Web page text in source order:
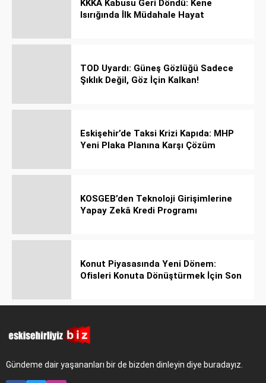
KKKA Kabusu Geri Döndü: Kene
Isırığında İlk Müdahale Hayat
TOD Uyardı: Güneş Gözlüğü Sadece
Şıklık Değil, Göz İçin Kalkan!
Eskişehir’de Taksi Krizi Kapıda: MHP
Yeni Plaka Planına Karşı Çözüm
KOSGEB’den Teknoloji Girişimlerine
Yapay Zekâ Kredi Programı
Konut Piyasasında Yeni Dönem:
Ofisleri Konuta Dönüştürmek İçin Son
Gündeme dair yaşananları bir de bizden dinleyin diye buradayız.